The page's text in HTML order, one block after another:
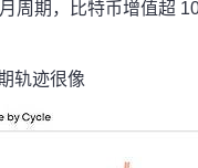
周期，比特币增值超
轨迹很像